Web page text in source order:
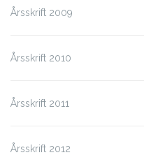
Årsskrift 2009
Årsskrift 2010
Årsskrift 2011
Årsskrift 2012